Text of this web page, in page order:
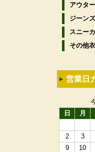
アウター
ジーン
スニー
その他
営業日
日
月
2
3
9
10